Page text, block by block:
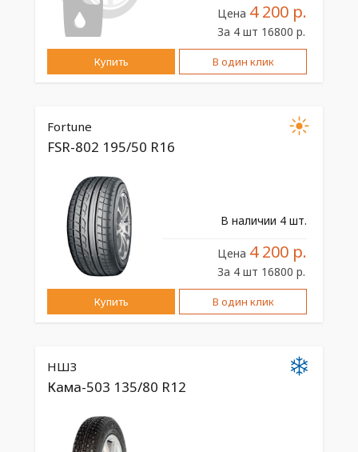
Цена 4 200 р.
За 4 шт 16800 р.
Купить В один клик
Fortune
FSR-802 195/50 R16
В наличии 4 шт.
Цена 4 200 р.
За 4 шт 16800 р.
Купить В один клик
НШЗ
Кама-503 135/80 R12